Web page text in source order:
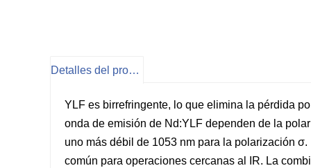
Detalles del producto
YLF es birrefringente, lo que elimina la pérdida
onda de emisión de Nd:YLF dependen de la
uno más débil de 1053 nm para la polarización σ.
común para operaciones cercanas al IR. La